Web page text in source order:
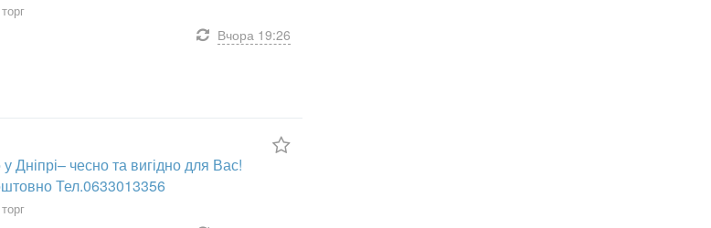
Вчора 19:26
Дніпрі– чесно та вигідно для Вас!
Тел.0633013356